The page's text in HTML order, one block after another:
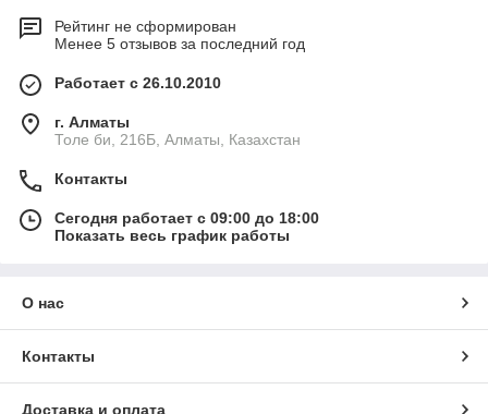
Рейтинг не сформирован
Менее 5 отзывов за последний год
Работает с 26.10.2010
г. Алматы
Толе би, 216Б, Алматы, Казахстан
Контакты
Сегодня работает с 09:00 до 18:00
Показать весь график работы
О нас
Контакты
Доставка и оплата